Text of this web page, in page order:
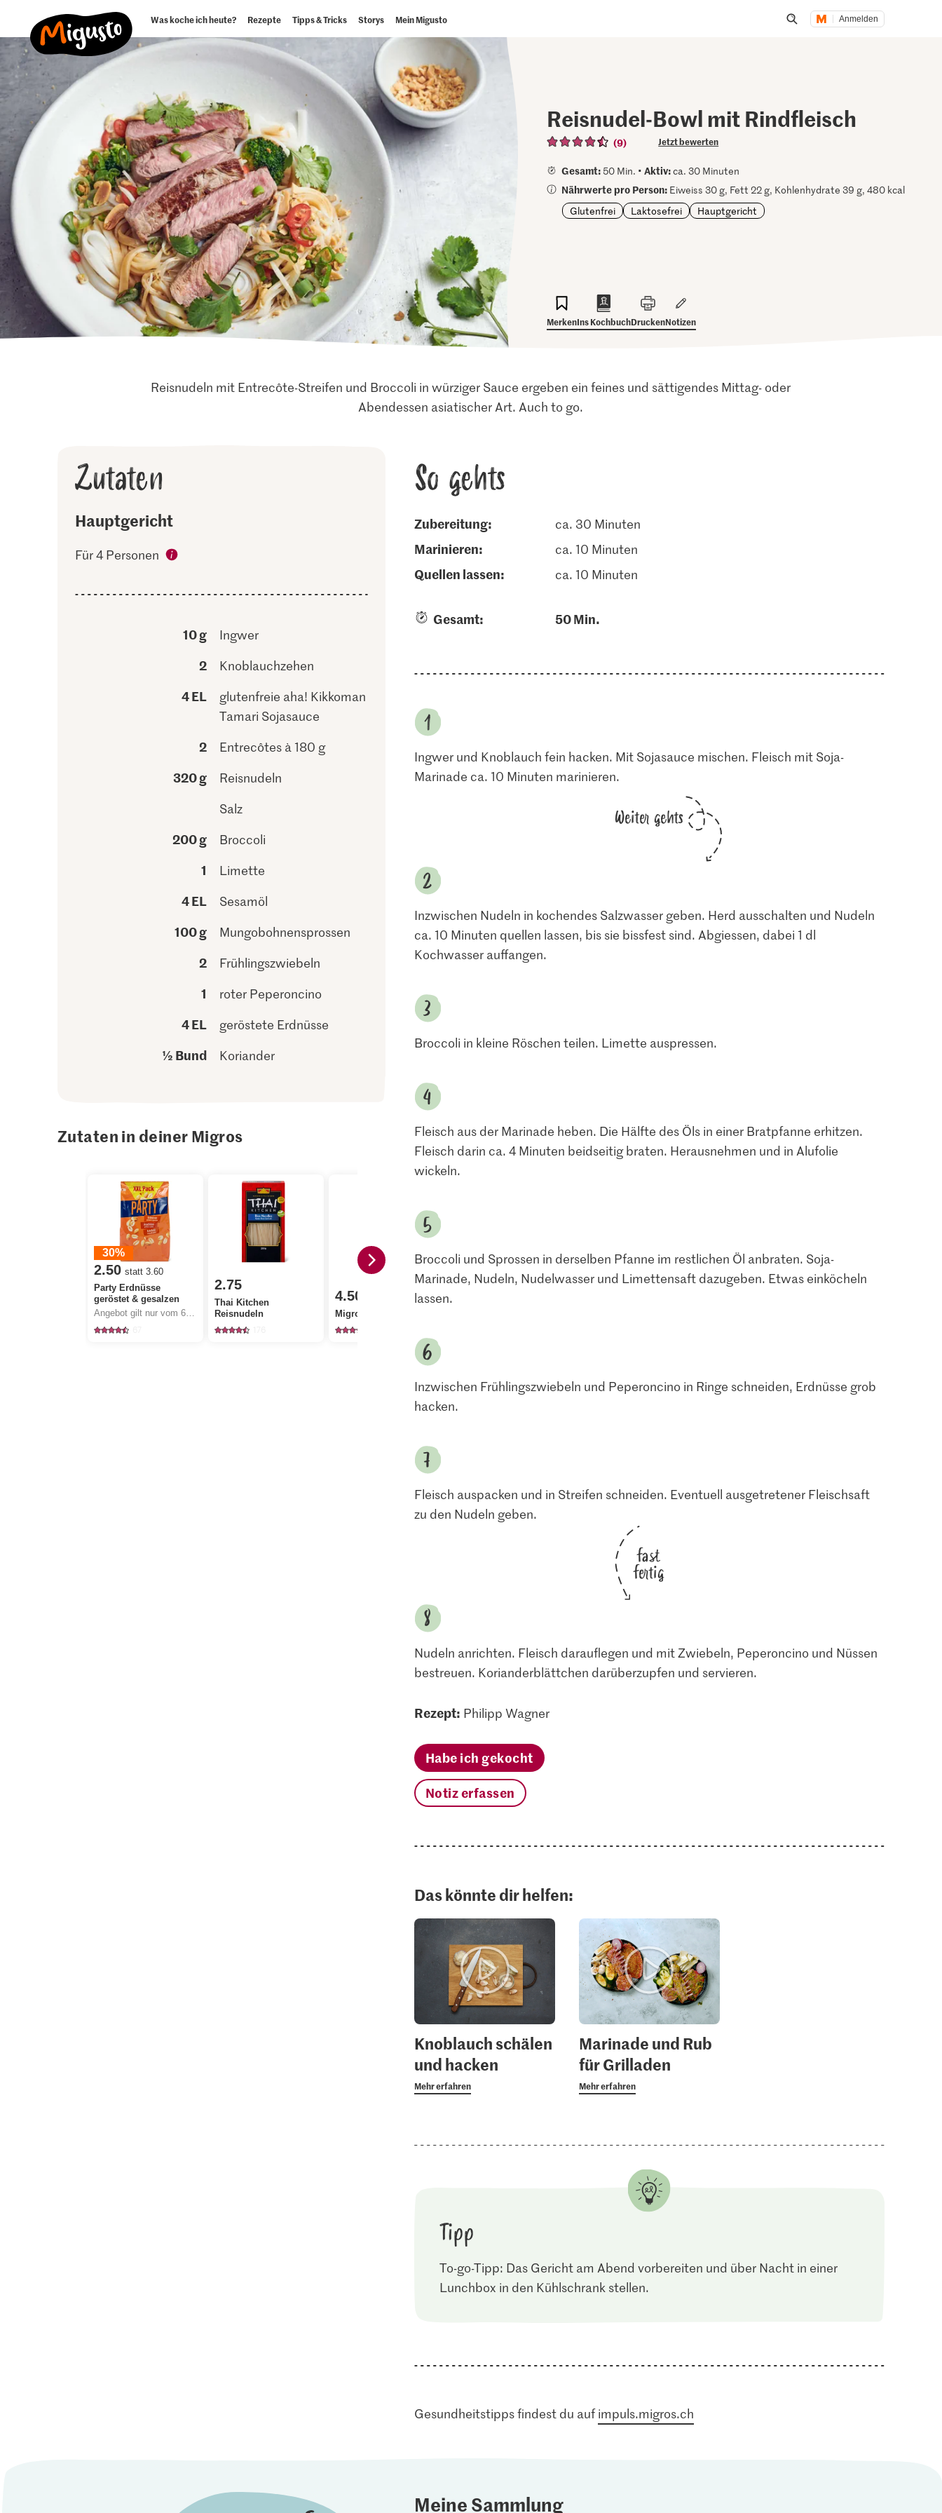
Was koche ich heute? Rezepte Tipps & Tricks Storys Mein Migusto Anmelden
Reisnudel-Bowl mit Rindfleisch
(9) Jetzt bewerten
Gesamt: 50 Min. •Aktiv:ca. 30 Minuten
Nährwerte pro Person: Eiweiss 30 g, Fett 22 g, Kohlenhydrate 39 g, 480 kcal
Glutenfrei
Laktosefrei Hauptgericht
MerkenIns KochbuchDruckenNotizen
Reisnudeln mit Entrecôte-Streifen und Broccoli in würziger Sauce ergeben ein feines und sättigendes Mittag- oder
Abendessen asiatischer Art. Auch to go.
Zutaten
Hauptgericht
Für 4 Personen
10 g Ingwer
2 Knoblauchzehen
4 EL
glutenfreie aha! Kikkoman
Tamari Sojasauce
2 Entrecôtes à 180 g
320 g
Reisnudeln
Salz
200 g Broccoli
1 Limette
4 EL Sesamöl
100 g Mungobohnensprossen
2 Frühlingszwiebeln
1 roter Peperoncino
4 EL geröstete Erdnüsse
½ Bund Koriander
Zutaten in deiner Migros
30%
2.50 statt 3.60
Party Erdnüsse
geröstet & gesalzen
Angebot gilt nur vom 6.8. bis 12.8.2026, solange Vorrat.
2.75
Thai Kitchen
Reisnudeln
4.50
Migros Rindsentrecote
5.80 1.05
So gehts
Zubereitung: ca. 30 Minuten
marinieren: ca. 10 Minuten
quellen lassen: ca. 10 Minuten
Gesamt: 50 Min.
Ingwer und Knoblauch fein hacken. Mit Sojasauce mischen. Fleisch mit Soja-
Marinade ca. 10 Minuten marinieren.
Weiter gehts
Inzwischen Nudeln in kochendes Salzwasser geben. Herd ausschalten und Nudeln
ca. 10 Minuten quellen lassen, bis sie bissfest sind. Abgiessen, dabei 1 dl
Kochwasser auffangen.
Broccoli in kleine Röschen teilen. Limette auspressen.
Fleisch aus der Marinade heben. Die Hälfte des Öls in einer Bratpfanne erhitzen.
Fleisch darin ca. 4 Minuten beidseitig braten. Herausnehmen und in Alufolie
wickeln.
Broccoli und Sprossen in derselben Pfanne im restlichen Öl anbraten. Soja-
Marinade, Nudeln, Nudelwasser und Limettensaft dazugeben. Etwas einköcheln
lassen.
Inzwischen Frühlingszwiebeln und Peperoncino in Ringe schneiden, Erdnüsse grob
hacken.
Fleisch auspacken und in Streifen schneiden. Eventuell ausgetretener Fleischsaft
zu den Nudeln geben.
fast
fertig
Nudeln anrichten. Fleisch darauflegen und mit Zwiebeln, Peperoncino und Nüssen
bestreuen. Korianderblättchen darüberzupfen und servieren.
Rezept: Philipp Wagner
Habe ich gekocht
Notiz erfassen
Das könnte dir helfen:
Knoblauch schälen
und hacken
Mehr erfahren
Marinade und Rub
für Grilladen
Mehr erfahren
Tipp
To-go-Tipp: Das Gericht am Abend vorbereiten und über Nacht in einer
Lunchbox in den Kühlschrank stellen.
Gesundheitstipps findest du aufimpuls.migros.ch
Meine Sammlung